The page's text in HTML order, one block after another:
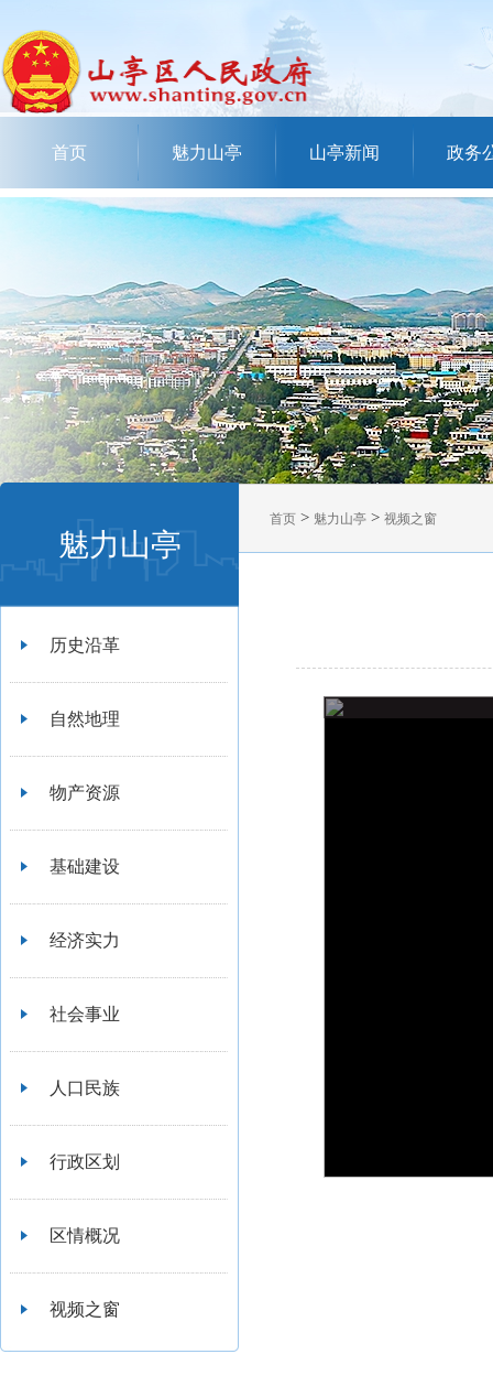
首页 魅力山亭 山亭新闻 政务
魅力山亭
历史沿革
自然地理
物产资源
基础建设
经济实力
社会事业
人口民族
行政区划
区情概况
视频之窗
首页 > 魅力山亭 > 视频之窗